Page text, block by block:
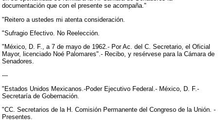
documentación que con el presente se acompaña."
"Reitero a ustedes mi atenta consideración.
"Sufragio Efectivo. No Reelección.
"México, D. F., a 7 de mayo de 1962.- Por Ac. del C. Secretario, el Oficial
Mayor, licenciado Noé Palomares".- Recibo, y resérvese para la Cámara de
Senadores.
---
"Estados Unidos Mexicanos.-Poder Ejecutivo Federal.- México, D. F.-
Secretaría de Gobernación.
"CC. Secretarios de la H. Comisión Permanente del Congreso de la Unión. -
Presentes.